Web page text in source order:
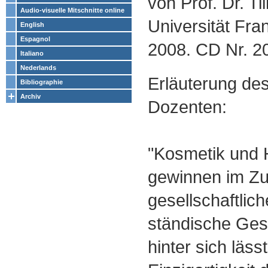
Audio-visuelle Mitschnitte online
English
Espagnol
Italiano
Nederlands
Bibliographie
Archiv
Universität
2008. CD Nr.
Erläuterung
Dozenten:
"Kosmetik und
gewinnen im
ständische
hinter sich